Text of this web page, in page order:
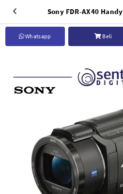
Whatsapp Beli